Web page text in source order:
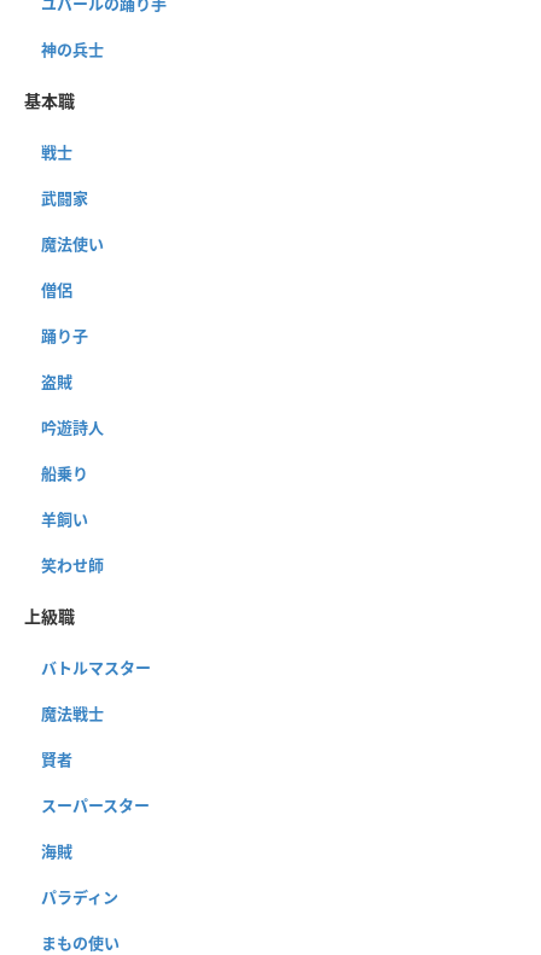
神の兵士
基本職
戦士
武闘家
魔法使い
僧侶
踊り子
盗賊
吟遊詩人
船乗り
羊飼い
笑わせ師
上級職
バトルマスター
魔法戦士
賢者
スーパースター
海賊
パラディン
まもの使い